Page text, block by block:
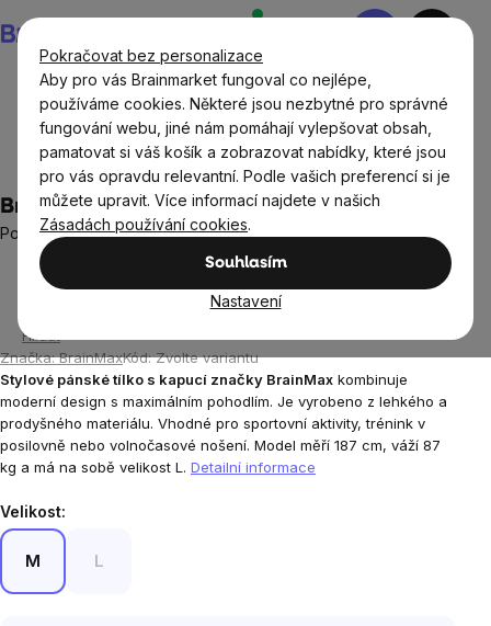
Pokračovat bez personalizace
Aby pro vás Brainmarket fungoval co nejlépe,
používáme cookies. Některé jsou nezbytné pro správné
fungování webu, jiné nám pomáhají vylepšovat obsah,
pamatovat si váš košík a zobrazovat nabídky, které jsou
pro vás opravdu relevantní. Podle vašich preferencí si je
můžete upravit. Více informací najdete v našich
Zásadách používání cookies.
Souhlasím
Nastavení
na
obsah
Nákupní
Oblečení a doplňky
Sportovní oblečení pro muže
Pánská sportovní trička a mikiny
BrainMax pánské tílko s kapucí, modré
Pohodlné tílko s kapucí pro muže
Průměrné
hodnocení
5,0
z
5
hvězdiček.
Hlídat
Značka:BrainMaxKód: Zvolte variantu
Stylové pánské tílko s kapucí značky BrainMax kombinuje
moderní design s maximálním pohodlím. Je vyrobeno z lehkého a
prodyšného materiálu. Vhodné pro sportovní aktivity, trénink v
posilovně nebo volnočasové nošení. Model měří 187 cm, váží 87
kg a má na sobě velikost L. Detailní informace
Velikost:
M L